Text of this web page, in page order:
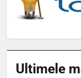
Ultimele